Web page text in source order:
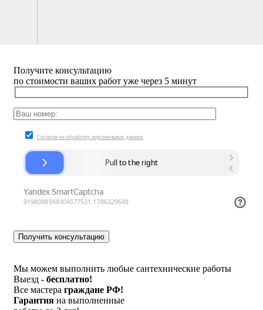
Получите консультацию
по стоимости ваших работ уже через 5 минут
Согласие на обработку персональных данных
Мы можем выполнить любые сантехнические работы
Выезд - бесплатно!
Все мастера граждане РФ!
Гарантия на выполненные